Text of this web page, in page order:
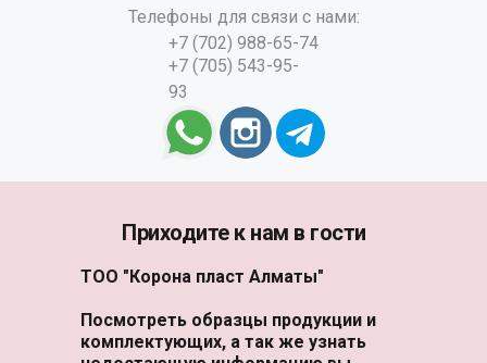
Телефоны для связи с нами:
+7 (702) 988-65-74
+7 (705) 543-95-
93
Приходите к нам в гости
ТОО "Корона пласт Алматы"
Посмотреть образцы продукции и
комплектующих, а так же узнать